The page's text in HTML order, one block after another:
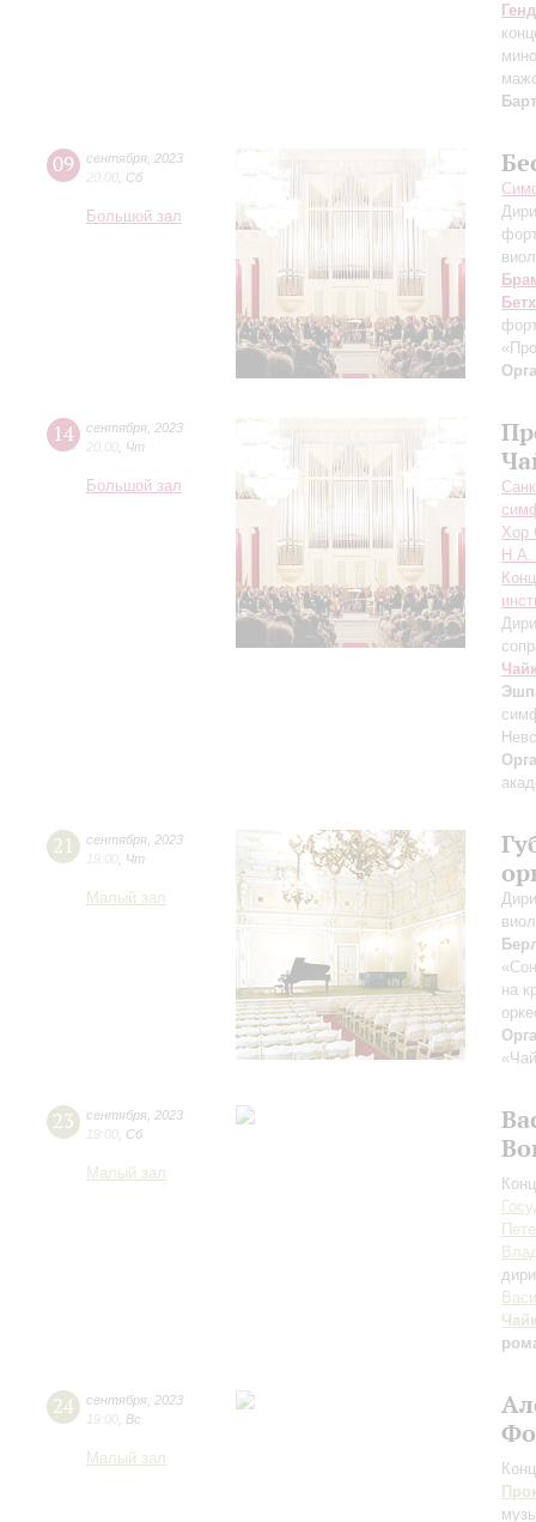
09 сентября 2023
20:00 Сб
Большой зал
14 сентября 2023
20:00 Чт
Большой зал
Хор
Н.А.
21 сентября 2023
19:00 Чт
Малый зал
на
23 сентября 2023
19:00 Сб
Малый зал
24 сентября 2023
19:00 Вс
Малый зал